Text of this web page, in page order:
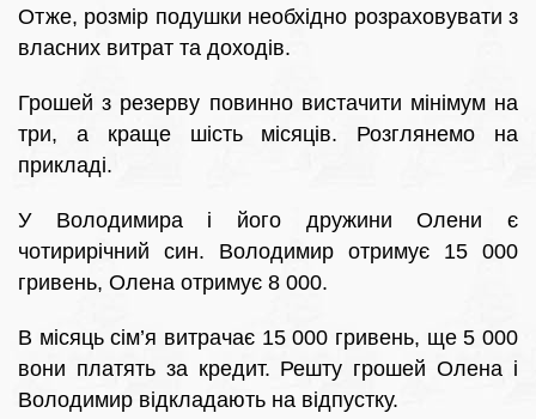
Отже, розмір подушки необхідно розраховувати з
власних витрат та доходів.
Грошей з резерву повинно вистачити мінімум на
три, а краще шість місяців. Розглянемо на
прикладі.
У Володимира і його дружини Олени є
чотирирічний син. Володимир отримує 15 000
гривень, Олена отримує 8 000.
В місяць сім’я витрачає 15 000 гривень, ще 5 000
вони платять за кредит. Решту грошей Олена і
Володимир відкладають на відпустку.